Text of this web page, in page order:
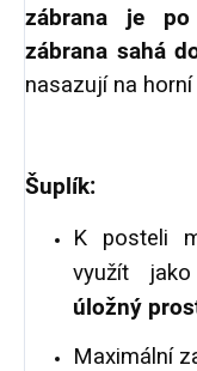
zábrana je
zábrana sahá
nasazují na horní
Šuplík:
K posteli
využít
úložný
Maximální